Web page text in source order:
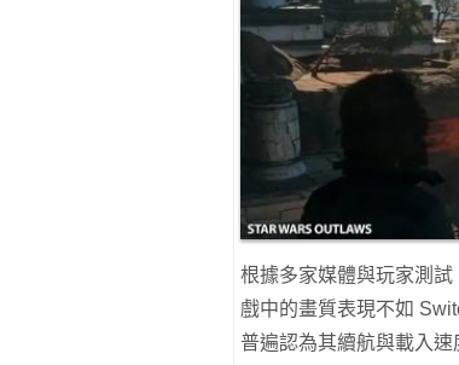
根據多家媒體與玩家測
戲中的畫質表現不如
普遍認為其續航與載入速